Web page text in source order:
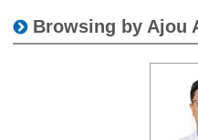
Browsing by Ajou